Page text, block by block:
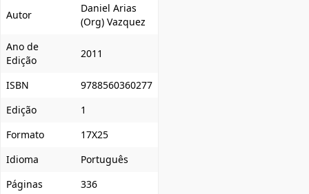
Autor
Daniel Arias
(Org) Vazquez
Ano de
Edição
2011
ISBN
9788560360277
Edição
1
Formato
17X25
Idioma
Português
Páginas
336